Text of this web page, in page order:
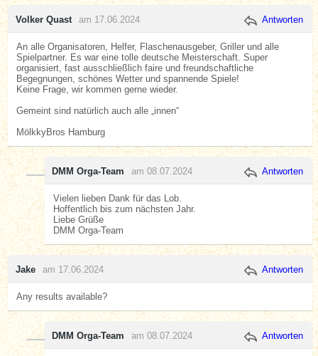
Volker Quast am 17.06.2024 Antworten
An alle Organisatoren, Helfer, Flaschenausgeber, Griller und alle
Spielpartner. Es war eine tolle deutsche Meisterschaft. Super
organisiert, fast ausschließlich faire und freundschaftliche
Begegnungen, schönes Wetter und spannende Spiele!
Keine Frage, wir kommen gerne wieder.
Gemeint sind natürlich auch alle „innen“
MölkkyBros Hamburg
DMM Orga-Team am 08.07.2024 Antworten
Vielen lieben Dank für das Lob.
Hoffentlich bis zum nächsten Jahr.
Liebe Grüße
DMM Orga-Team
Jake am 17.06.2024 Antworten
Any results available?
DMM Orga-Team am 08.07.2024 Antworten